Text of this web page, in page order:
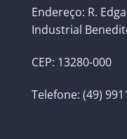
Endereço: R.
Industrial
CEP: 13280-000
Telefone: (49)